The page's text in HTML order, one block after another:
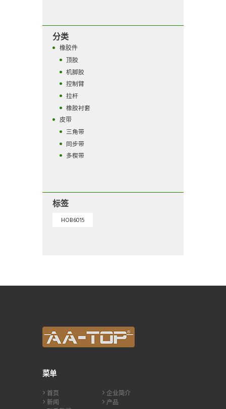
分类
橡胶件
顶胶
机脚胶
控制臂
拉杆
橡胶衬套
皮带
三角带
同步带
多楔带
标签
HOB6015
菜单
首页
企业简介
新闻
产品